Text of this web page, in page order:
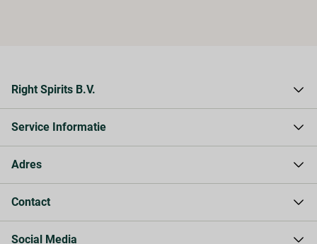
Right Spirits B.V.
Privacy Statement
Service Informatie
Algemene Voorwaarden
Adres
Contact
Social Media